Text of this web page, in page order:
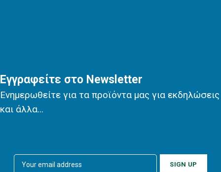
Εγγραφείτε στο Newsletter
Ενημερωθείτε για τα προϊόντα μας για εκδηλώσεις
και άλλα...